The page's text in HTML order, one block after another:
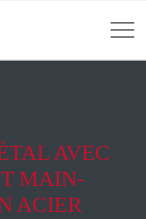
AVEC
MAIN-
ACIER